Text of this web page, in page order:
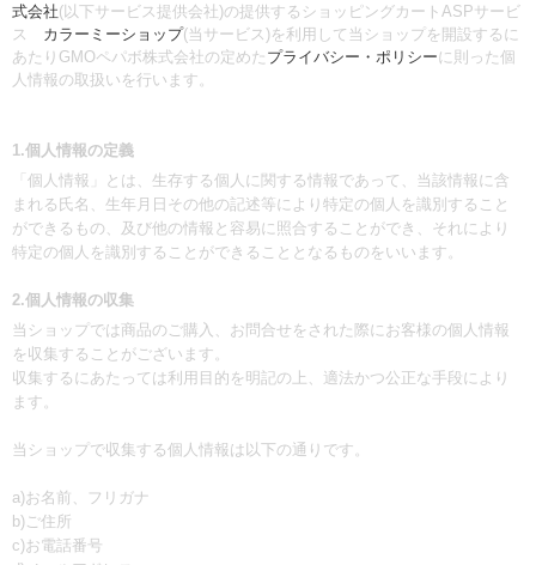
式会社(以下サービス提供会社)の提供するショッピングカートASPサービ
ス カラーミーショップ(当サービス)を利用して当ショップを開設するに
あたりGMOペパボ株式会社の定めた プライバシー・ポリシーに則った個
人情報の取扱いを行います。
1.個人情報の定義
「個人情報」とは、生存する個人に関する情報であって、当該情報に含
まれる氏名、生年月日その他の記述等により特定の個人を識別すること
ができるもの、及び他の情報と容易に照合することができ、それにより
特定の個人を識別することができることとなるものをいいます。
2.個人情報の収集
当ショップでは商品のご購入、お問合せをされた際にお客様の個人情報
を収集することがございます。
収集するにあたっては利用目的を明記の上、適法かつ公正な手段により
ます。
当ショップで収集する個人情報は以下の通りです。
a)お名前、フリガナ
b)ご住所
c)お電話番号